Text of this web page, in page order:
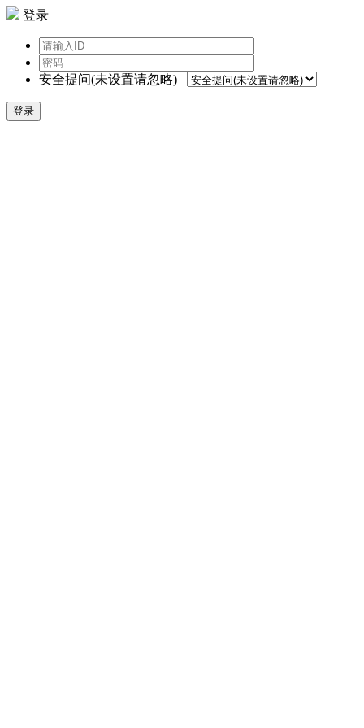
登录
安全提问(未设置请忽略)
登录